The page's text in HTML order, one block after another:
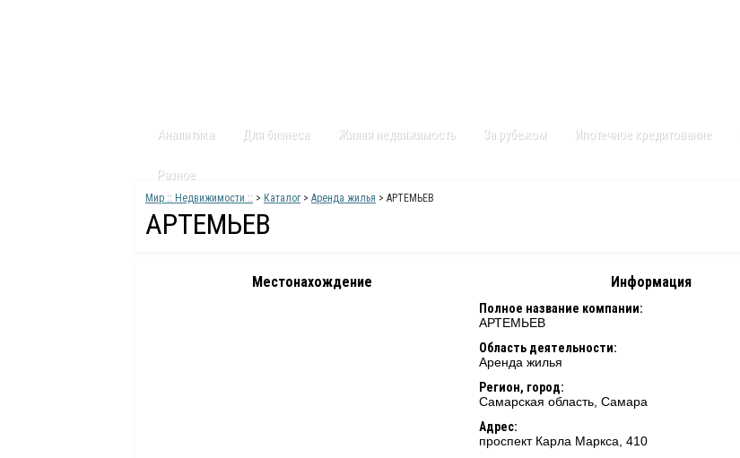
Аналитика Для бизнеса Жилая недвижимость За рубежом Ипотечное кредитование
Разное
Мир :: Недвижимости :: > Каталог> Аренда жилья > АРТЕМЬЕВ
АРТЕМЬЕВ
Местонахождение Информация
Полное название компании:
АРТЕМЬЕВ
Область деятельности:
Аренда жилья
Регион, город:
Самарская область Самара
Адрес:
проспект Карла Маркса, 410